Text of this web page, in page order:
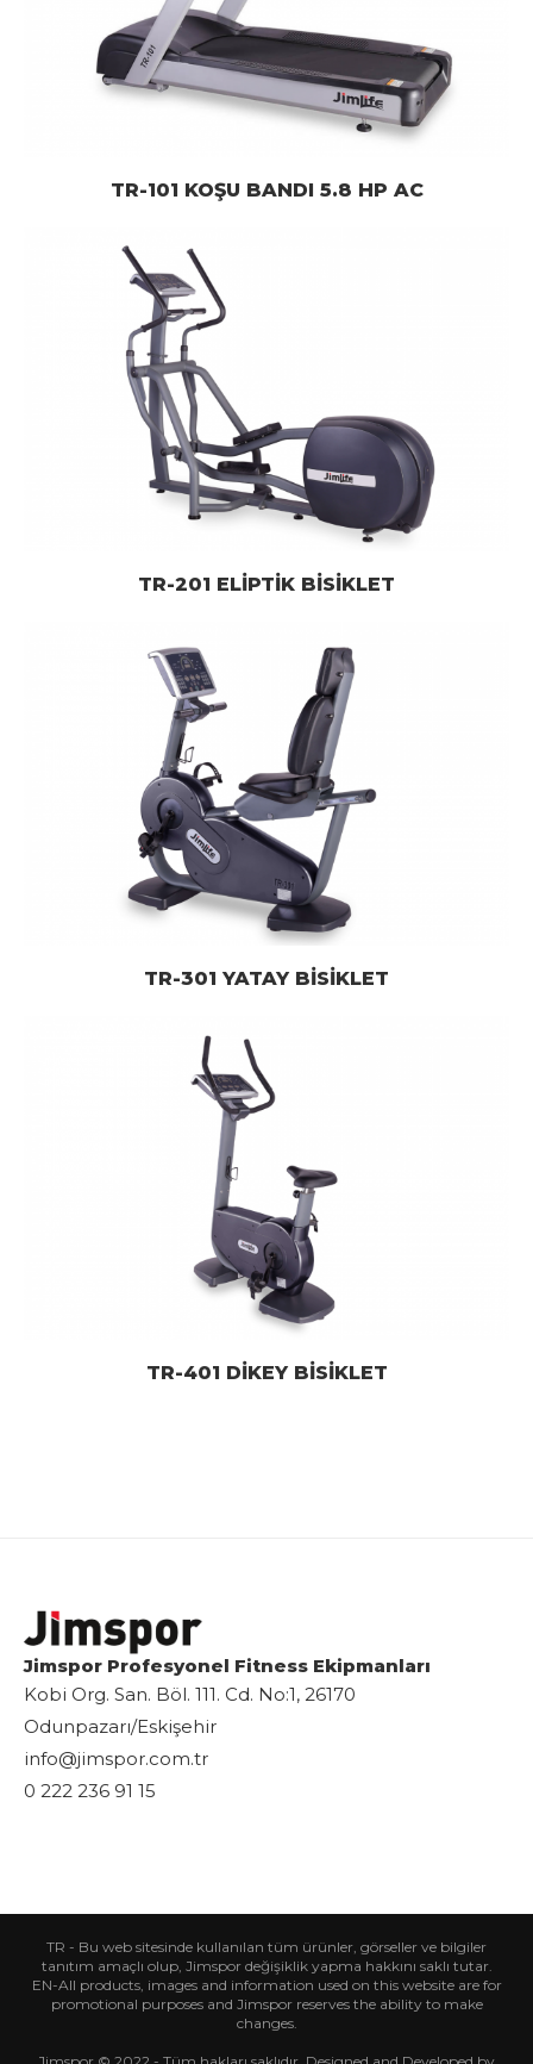
TR-101 KOŞU BANDI 5.8 HP AC
TR-201 ELİPTİK BİSİKLET
TR-301 YATAY BİSİKLET
TR-401 DİKEY BİSİKLET
Jimspor Profesyonel Fitness Ekipmanları
Kobi Org. San. Böl. 111. Cd. No:1, 26170
Odunpazarı/Eskişehir
info@jimspor.com.tr
0 222 236 91 15
TR - Bu web sitesinde kullanılan tüm ürünler, görseller ve bilgiler
tanıtım amaçlı olup, Jimspor değişiklik yapma hakkını saklı tutar.
EN-All products, images and information used on this website are for
promotional purposes and Jimspor reserves the ability to make
changes.